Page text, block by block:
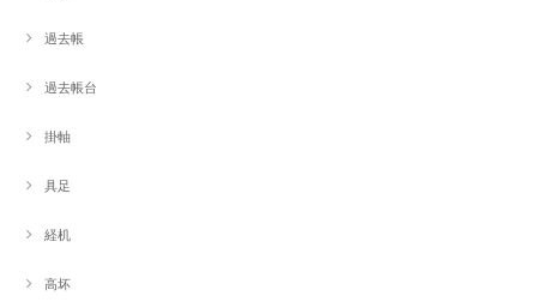
過去帳
過去帳台
掛軸
具足
経机
高坏